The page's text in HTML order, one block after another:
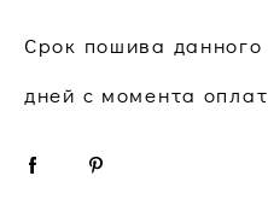
Срок пошива
дней с момента